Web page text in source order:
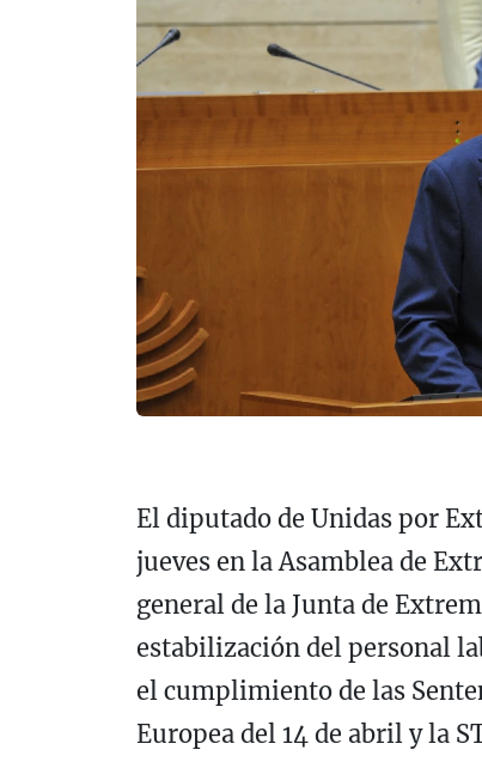
El diputado de Unidas por
jueves en la Asamblea de
general de la Junta de
estabilización del personal
el cumplimiento de las
Europea del 14 de abril y la